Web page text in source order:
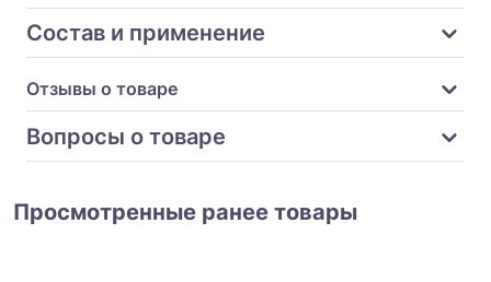
Состав и применение
Отзывы о товаре
Вопросы о товаре
Просмотренные ранее товары